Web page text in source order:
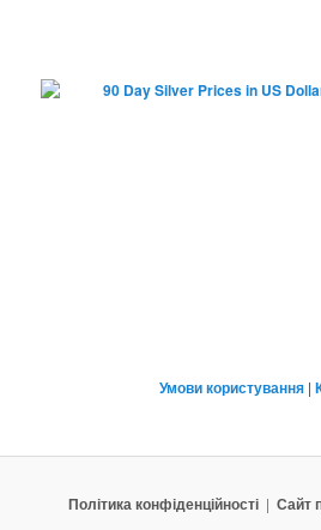
Умови користування|
Політика конфіденційності Сайт